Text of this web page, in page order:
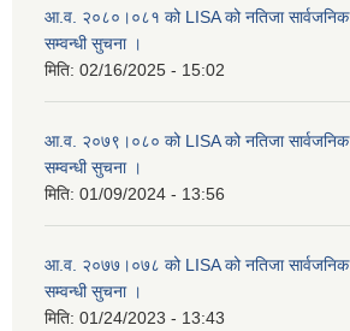
आ.व. २०८०।०८१ को LISA को नतिजा सार्वजनिक
सम्वन्धी सुचना ।
मिति: 02/16/2025 - 15:02
आ.व. २०७९।०८० को LISA को नतिजा सार्वजनिक
सम्वन्धी सुचना ।
मिति: 01/09/2024 - 13:56
आ.व. २०७७।०७८ को LISA को नतिजा सार्वजनिक
सम्वन्धी सुचना ।
मिति: 01/24/2023 - 13:43